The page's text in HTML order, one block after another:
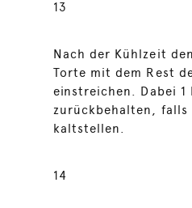
13
Nach der Kühlzeit
Torte mit dem Rest
einstreichen. Dabei 1
zurückbehalten, falls
kaltstellen.
14